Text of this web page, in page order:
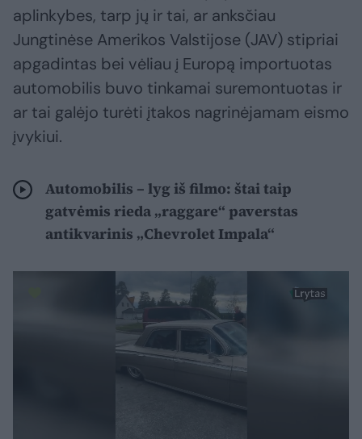
aplinkybes, tarp jų ir tai, ar anksčiau
Jungtinėse Amerikos Valstijose (JAV) stipriai
apgadintas bei vėliau į Europą importuotas
automobilis buvo tinkamai suremontuotas ir
ar tai galėjo turėti įtakos nagrinėjamam eismo
įvykiui.
Automobilis – lyg iš filmo: štai taip
gatvėmis rieda „raggare“ paverstas
antikvarinis „Chevrolet Impala“